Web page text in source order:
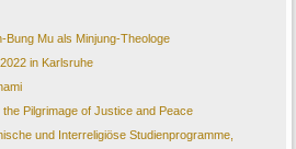
Bung Mu als Minjung-Theologe
in Karlsruhe
Pilgrimage of Justice and Peace
und Interreligiöse Studienprogramme,